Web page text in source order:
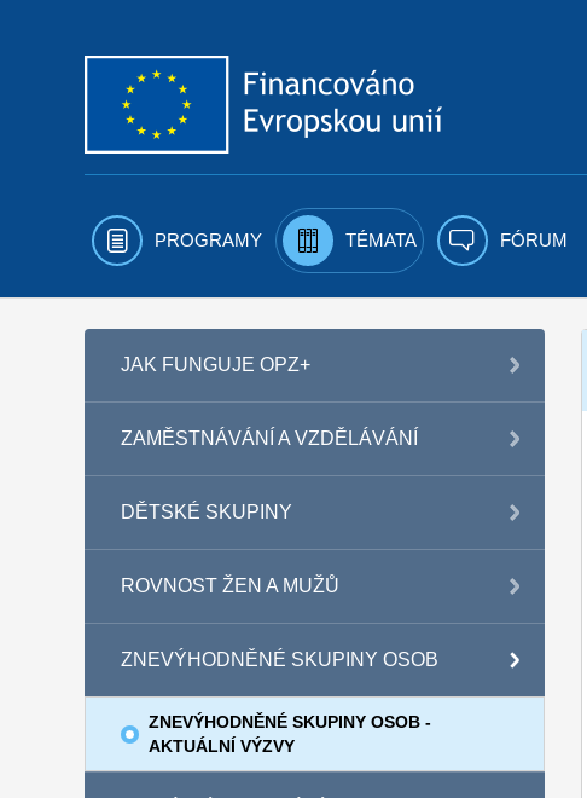
PROGRAMY TÉMATA FÓRUM
JAK FUNGUJE OPZ+
ZAMĚSTNÁVÁNÍ A VZDĚLÁVÁNÍ
DĚTSKÉ SKUPINY
ROVNOST ŽEN A MUŽŮ
ZNEVÝHODNĚNÉ SKUPINY OSOB
ZNEVÝHODNĚNÉ SKUPINY OSOB -
AKTUÁLNÍ VÝZVY